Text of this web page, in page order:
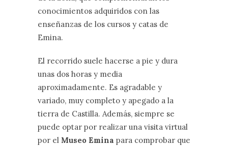
conocimientos adquiridos con las
enseñanzas de los cursos y catas de
Emina.
El recorrido suele hacerse a pie y dura
unas dos horas y media
aproximadamente. Es agradable y
variado, muy completo y apegado a la
tierra de Castilla. Además, siempre se
puede optar por realizar una visita virtual
por el Museo Emina para comprobar que